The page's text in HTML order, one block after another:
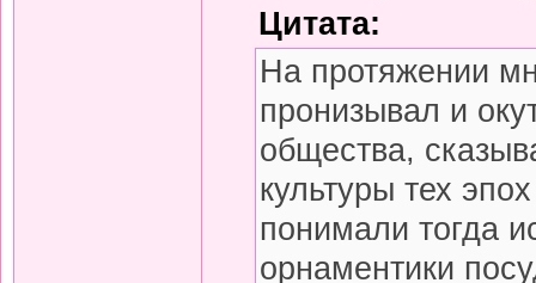
Цитата:
На протяжении
пронизывал и
общества,
культуры тех
понимали тогда
орнаментики